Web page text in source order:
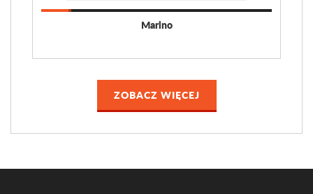
Marino
ZOBACZ WIĘCEJ